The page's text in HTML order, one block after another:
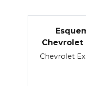
Chevrolet
Chevrolet